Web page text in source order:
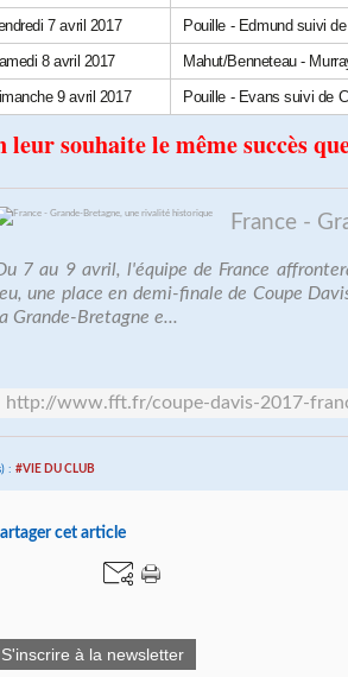
7 avril 2017
Pouille - Edmund suivi
8 avril 2017
Mahut/Benneteau -
9 avril 2017
Pouille - Evans suivi de
leur souhaite le même succès
7 au 9 avril, l'équipe de France
une place en demi-finale de Coupe
Grande-Bretagne e...
: #VIE DU CLUB
cet article
S'inscrire à la newsletter